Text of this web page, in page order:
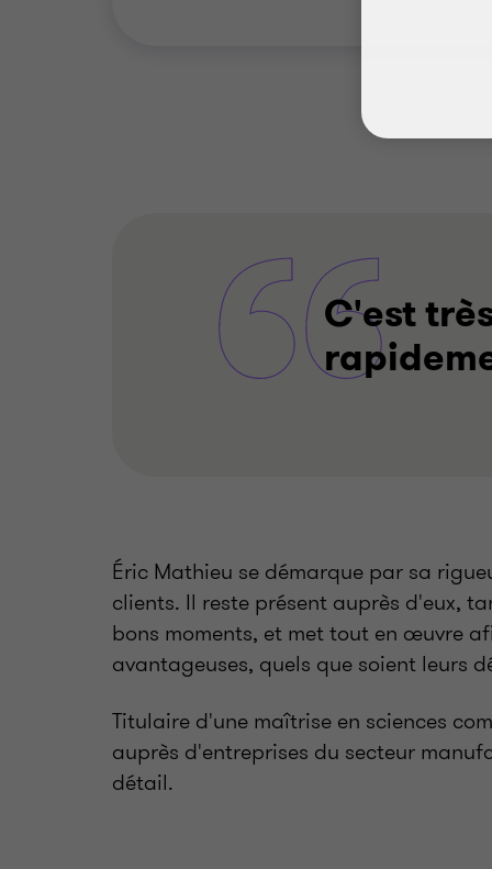
C'est
Éric Mathieu se démarque par sa
clients. Il reste présent auprès d'eux,
bons moments, et met tout en œuvre
avantageuses, quels que soient leurs
Titulaire d'une maîtrise en sciences
auprès d'entreprises du secteur
détail.